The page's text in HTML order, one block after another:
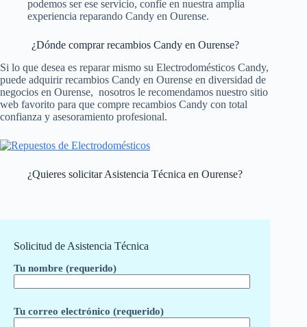
podemos ser ese servicio, confíe en nuestra amplia
experiencia reparando Candy en Ourense.
¿Dónde comprar recambios Candy en Ourense?
Si lo que desea es reparar mismo su Electrodomésticos Candy,
puede adquirir recambios Candy en Ourense en diversidad de
negocios en Ourense, nosotros le recomendamos nuestro sitio
web favorito para que compre recambios Candy con total
confianza y asesoramiento profesional.
¿Quieres solicitar Asistencia Técnica en Ourense?
Solicitud de Asistencia Técnica
Tu nombre (requerido)
Tu correo electrónico (requerido)